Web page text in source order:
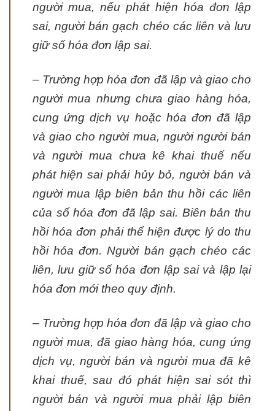
người mua, nếu phát hiện hóa đơn lập
sai, người bán gạch chéo các liên và lưu
giữ số hóa đơn lập sai.
– Trường hợp hóa đơn đã lập và giao cho
người mua nhưng chưa giao hàng hóa,
cung ứng dịch vụ hoặc hóa đơn đã lập
và giao cho người mua, người người bán
và người mua chưa kê khai thuế nếu
phát hiện sai phải hủy bỏ, người bán và
người mua lập biên bản thu hồi các liên
của số hóa đơn đã lập sai. Biên bản thu
hồi hóa đơn phải thể hiện được lý do thu
hồi hóa đơn. Người bán gạch chéo các
liên, lưu giữ số hóa đơn lập sai và lập lại
hóa đơn mới theo quy định.
– Trường hợp hóa đơn đã lập và giao cho
người mua, đã giao hàng hóa, cung ứng
dịch vụ, người bán và người mua đã kê
khai thuế, sau đó phát hiện sai sót thì
người bán và người mua phải lập biên